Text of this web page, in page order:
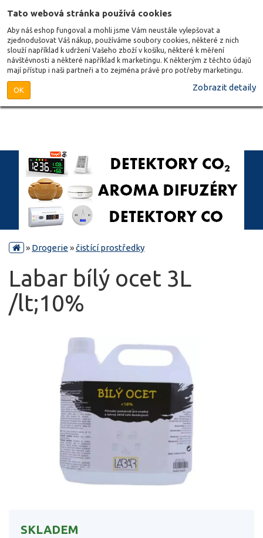
Tato webová stránka používá cookies
Aby náš eshop fungoval a mohli jsme Vám neustále vylepšovat a
zjednodušovat Váš nákup, používáme soubory cookies, některé z nich
slouží například k udržení Vašeho zboží v košíku, některé k měření
návštěvnosti a některé například k marketingu. K některým z těchto údajů
mají přístup i naši partneři a to zejména právě pro potřeby marketingu.
OK Zobrazit detaily
» Drogerie»čistící prostředky
Labar bílý ocet 3L
/lt;10%
SKLADEM